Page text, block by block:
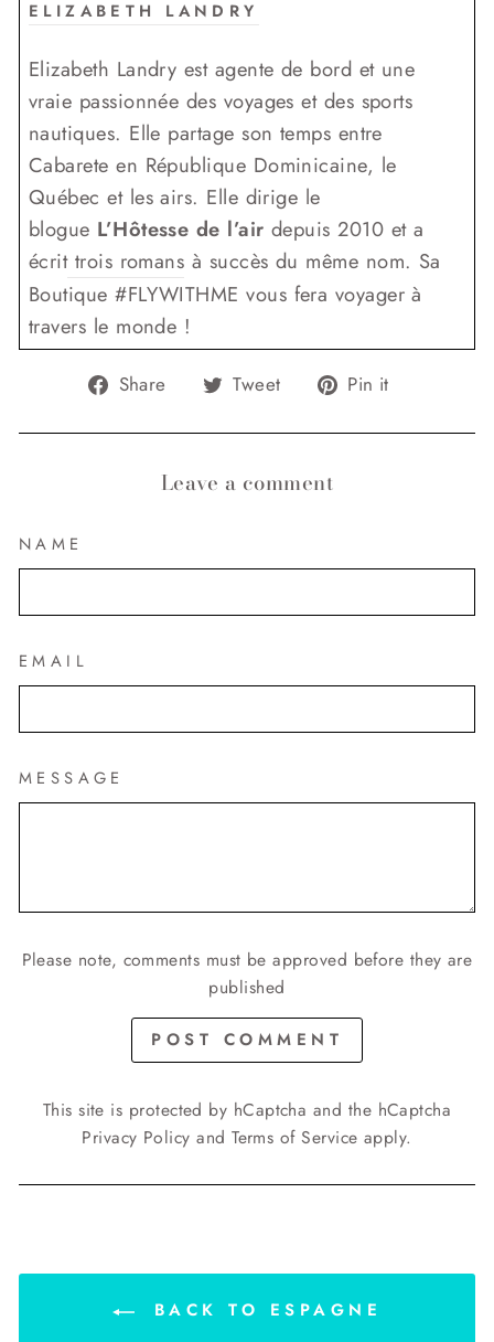
ELIZABETH LANDRY
Elizabeth Landry est agente de bord et une
vraie passionnée des voyages et des sports
nautiques. Elle partage son temps entre
Cabarete en République Dominicaine, le
Québec et les airs. Elle dirige le
blogue L’Hôtesse de l’air depuis 2010 et a
écrit trois romans à succès du même nom. Sa
Boutique #FLYWITHME vous fera voyager à
travers le monde !
Share
ShareTweet
Tweet Pin it
Leave a comment
NAME
EMAIL
MESSAGE
Please note, comments must be approved before they are
published
POST COMMENT
This site is protected by hCaptcha and the hCaptcha
Privacy Policy andTerms of Service apply.
BACK TO ESPAGNE